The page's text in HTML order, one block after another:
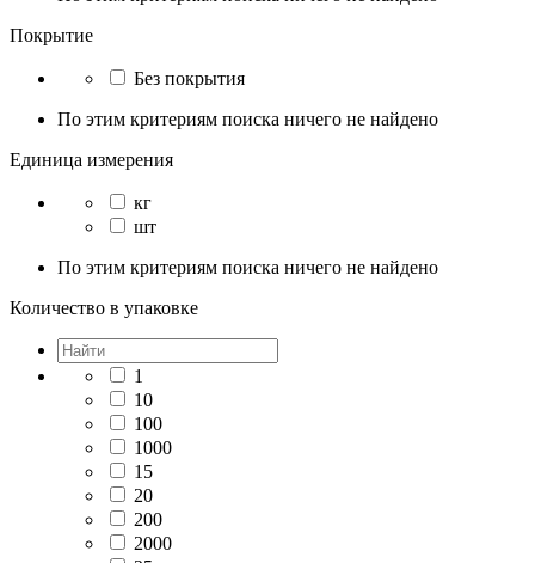
Покрытие
Без покрытия
По этим критериям поиска ничего не найдено
Единица измерения
кг
шт
По этим критериям поиска ничего не найдено
Количество в упаковке
1
10
100
1000
15
20
200
2000